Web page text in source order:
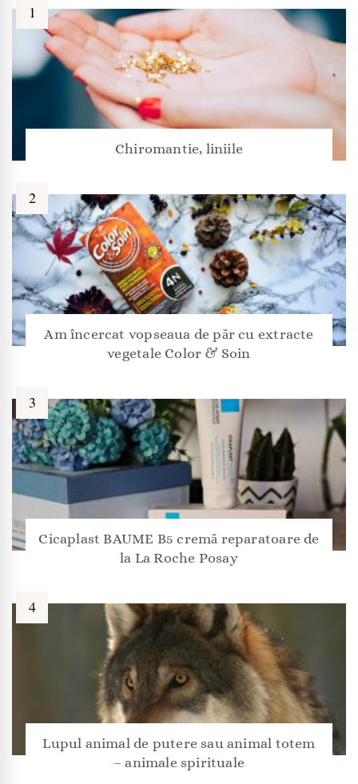
Chiromantie, liniile
Am încercat vopseaua de păr cu extracte
vegetale Color & Soin
Cicaplast BAUME B5 cremă reparatoare de
la La Roche Posay
Lupul animal de putere sau animal totem
– animale spirituale